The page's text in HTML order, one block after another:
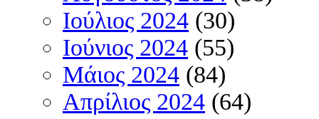
Ιούλιος 2024 (30)
Ιούνιος 2024 (55)
Μάιος 2024 (84)
Απρίλιος 2024 (64)